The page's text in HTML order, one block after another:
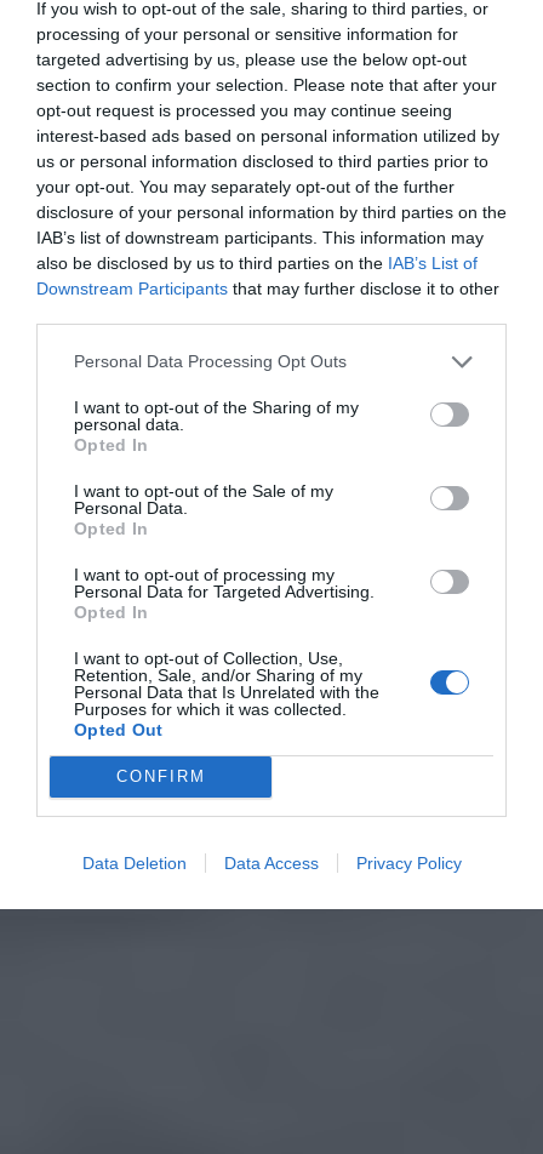
If you wish to opt-out of the sale, sharing to third parties, or
processing of your personal or sensitive information for
targeted advertising by us, please use the below opt-out
section to confirm your selection. Please note that after your
opt-out request is processed you may continue seeing
interest-based ads based on personal information utilized by
us or personal information disclosed to third parties prior to
your opt-out. You may separately opt-out of the further
disclosure of your personal information by third parties on the
IAB’s list of downstream participants. This information may
also be disclosed by us to third parties on the IAB’s List of
Downstream Participants that may further disclose it to other
Personal Data Processing Opt Outs
I want to opt-out of the Sharing of my
personal data.
Opted In
I want to opt-out of the Sale of my
Personal Data.
Opted In
I want to opt-out of processing my
Personal Data for Targeted Advertising.
Opted In
I want to opt-out of Collection, Use,
Retention, Sale, and/or Sharing of my
Personal Data that Is Unrelated with the
Purposes for which it was collected.
Opted Out
CONFIRM
Data Deletion Data Access Privacy Policy